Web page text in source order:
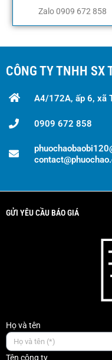
Zalo 0909 672 858
CÔNG TY TNHH SX
A4/172A, ấp 6, xã
0909 672 858
GỬI YÊU CẦU BÁO GIÁ
Họ và tên
Tên công ty